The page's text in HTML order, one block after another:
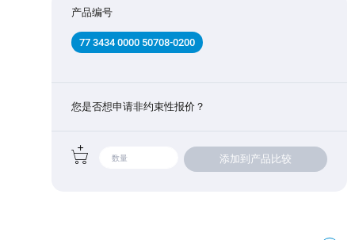
产品编号
77 3434 0000 50708-0200
您是否想申请非约束性报价？
添加到产品比较